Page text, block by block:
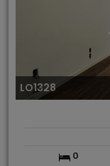
LO1328
0